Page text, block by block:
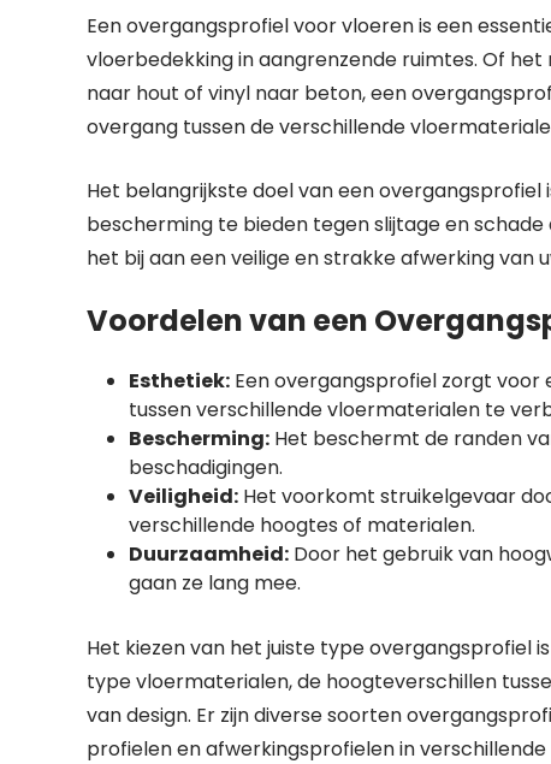
Een overgangsprofiel voor vloeren is een
vloerbedekking in aangrenzende ruimtes. Of
naar hout of vinyl naar beton, een
overgang tussen de verschillende
Het belangrijkste doel van een
bescherming te bieden tegen slijtage en
het bij aan een veilige en strakke afwerking van
Voordelen van een
Esthetiek: Een overgangsprofiel zorgt
tussen verschillende vloermaterialen te
Bescherming: Het beschermt de randen
beschadigingen.
Veiligheid: Het voorkomt struikelgevaar
verschillende hoogtes of materialen.
Duurzaamheid: Door het gebruik van
gaan ze lang mee.
Het kiezen van het juiste type overgangsprofiel
type vloermaterialen, de hoogteverschillen
van design. Er zijn diverse soorten
profielen en afwerkingsprofielen in